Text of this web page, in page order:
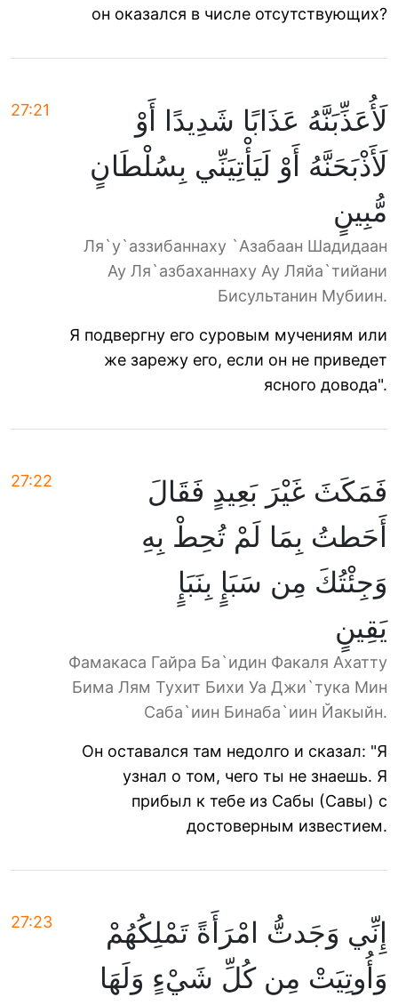
он оказался в числе отсутствующих?
27:21
لَأُعَذِّبَنَّهُ عَذَابًا شَدِيدًا أَوْ
لَأَذْبَحَنَّهُ أَوْ لَيَأْتِيَنِّي بِسُلْطَانٍ
مُّبِينٍ
Ля`у`аззибаннаху `Азабаан Шадидаан
Ау Ля`азбаханнаху Ау Ляйа`тийани
Бисультанин Мубиин.
Я подвергну его суровым мучениям или
же зарежу его, если он не приведет
ясного довода".
27:22
فَمَكَثَ غَيْرَ بَعِيدٍ فَقَالَ
أَحَطتُ بِمَا لَمْ تُحِطْ بِهِ
وَجِئْتُكَ مِن سَبَإٍ بِنَبَإٍ
يَقِينٍ
Фамакаса Гайра Ба`идин Факаля Ахатту
Бима Лям Тухит Бихи Уа Джи`тука Мин
Саба`иин Бинаба`иин Йакыйн.
Он оставался там недолго и сказал: "Я
узнал о том, чего ты не знаешь. Я
прибыл к тебе из Сабы (Савы) с
достоверным известием.
27:23
إِنِّي وَجَدتُّ امْرَأَةً تَمْلِكُهُمْ
وَأُوتِيَتْ مِن كُلِّ شَيْءٍ وَلَهَا